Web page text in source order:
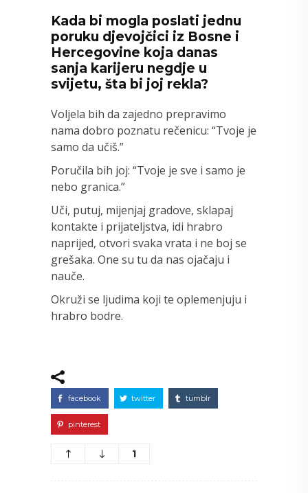
Kada bi mogla poslati jednu
poruku djevojčici iz Bosne i
Hercegovine koja danas
sanja karijeru negdje u
svijetu, šta bi joj rekla?
Voljela bih da zajedno prepravimo
nama dobro poznatu rečenicu: “Tvoje je
samo da učiš.”
Poručila bih joj: “Tvoje je sve i samo je
nebo granica.”
Uči, putuj, mijenjaj gradove, sklapaj
kontakte i prijateljstva, idi hrabro
naprijed, otvori svaka vrata i ne boj se
grešaka. One su tu da nas ojačaju i
nauče.
Okruži se ljudima koji te oplemenjuju i
hrabro bodre.
facebook twitter tumblr
pinterest
1